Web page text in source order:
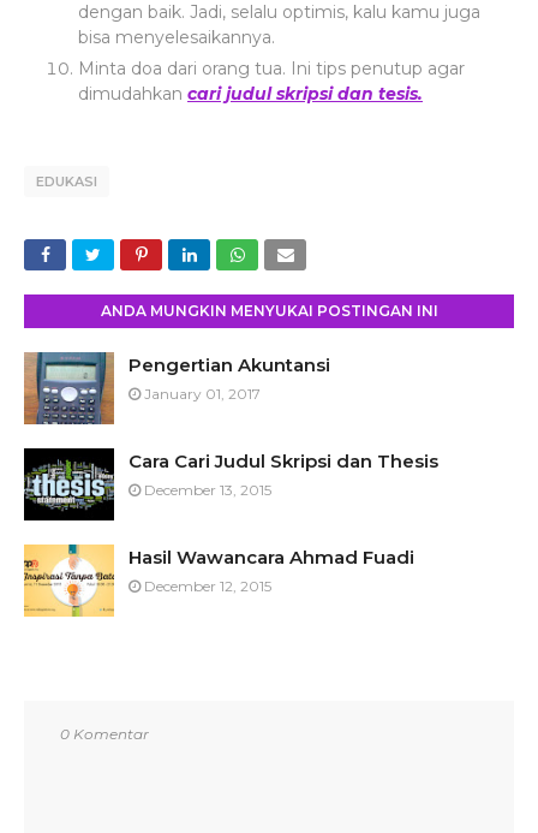
dengan baik. Jadi, selalu optimis, kalu kamu juga
bisa menyelesaikannya.
Minta doa dari orang tua. Ini tips penutup agar
dimudahkan cari judul skripsi dan tesis.
EDUKASI
ANDA MUNGKIN MENYUKAI POSTINGAN INI
Pengertian Akuntansi
January 01, 2017
Cara Cari Judul Skripsi dan Thesis
December 13, 2015
Hasil Wawancara Ahmad Fuadi
December 12, 2015
0 Komentar